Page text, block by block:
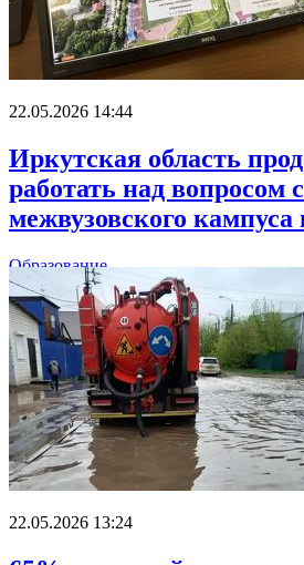
22.05.2026 14:44
Иркутская область
работать над вопросом
межвузовского кампуса
Образование
22.05.2026 13:24